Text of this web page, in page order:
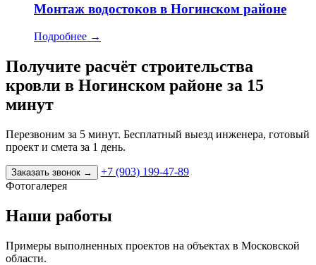
Монтаж водостоков в Ногинском районе
Подробнее →
Получите расчёт строительства
кровли в Ногинском районе за 15
минут
Перезвоним за 5 минут. Бесплатный выезд инженера, готовый
проект и смета за 1 день.
Заказать звонок →
+7 (903) 199-47-89
Фотогалерея
Наши работы
Примеры выполненных проектов на объектах в Московской
области.